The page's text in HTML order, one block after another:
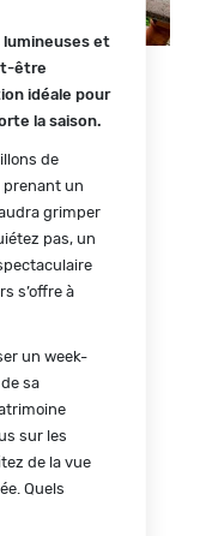
lumineuses et
être
idéale pour
la saison.
de
prenant un
grimper
pas, un
s’offre à
un week-
sa
sur les
de la vue
Quels